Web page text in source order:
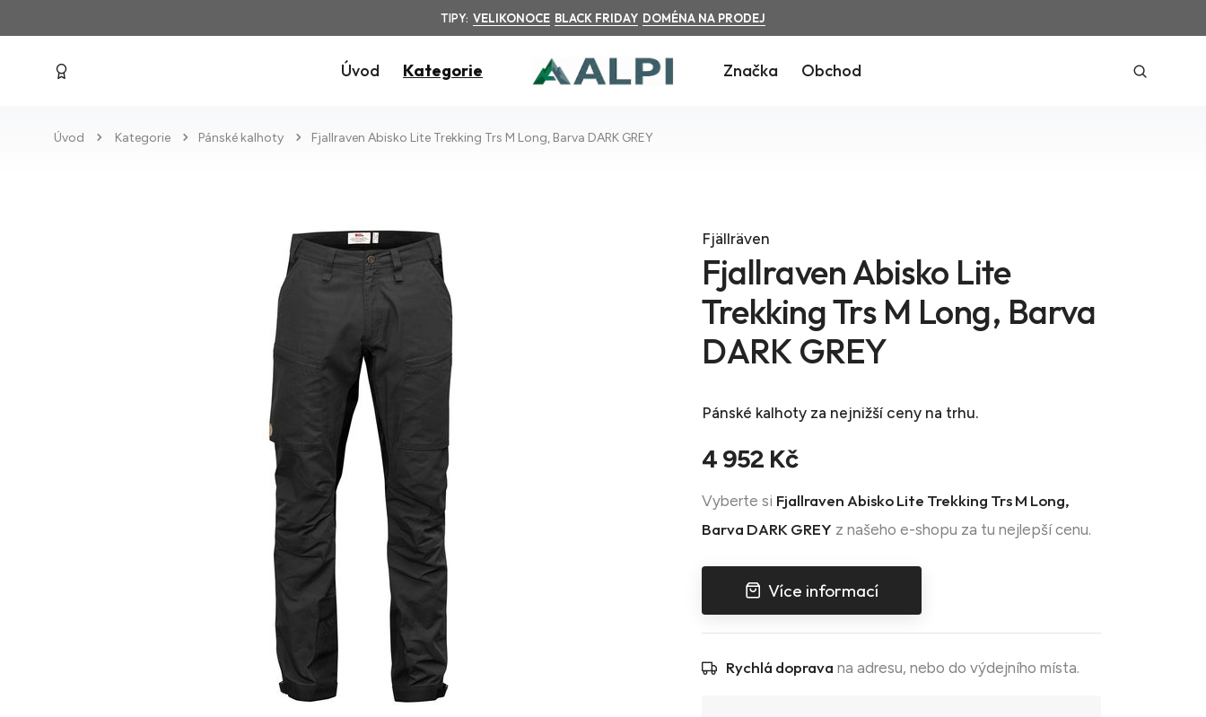
TIPY: VELIKONOCE BLACK FRIDAY DOMÉNA NA PRODEJ
Úvod Kategorie Značka Obchod
Úvod Kategorie Pánské kalhoty Fjallraven Abisko Lite Trekking Trs M Long, Barva DARK GREY
Fjällräven
Fjallraven Abisko Lite
Trekking Trs M Long, Barva
DARK GREY
Pánské kalhoty za nejnižší ceny na trhu.
4 952 Kč
Vyberte si Fjallraven Abisko Lite Trekking Trs M Long,
Barva DARK GREY z našeho e-shopu za tu nejlepší cenu.
Více informací
Rychlá doprava na adresu, nebo do výdejního místa.